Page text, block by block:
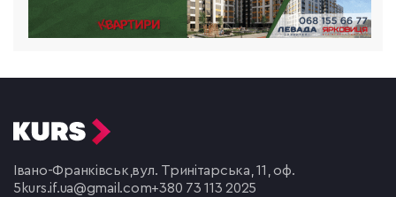
Івано-Франківськ,вул. Тринітарська, 11, оф.
5 kurs.if.ua@gmail.com+380 73 113 2025